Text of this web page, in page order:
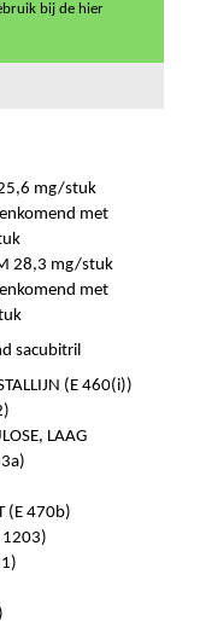
bij de hier
25,6 mg/stuk
met
28,3 mg/stuk
met
sacubitril
(E 460(i))
LAAG
(E 470b)
1203)